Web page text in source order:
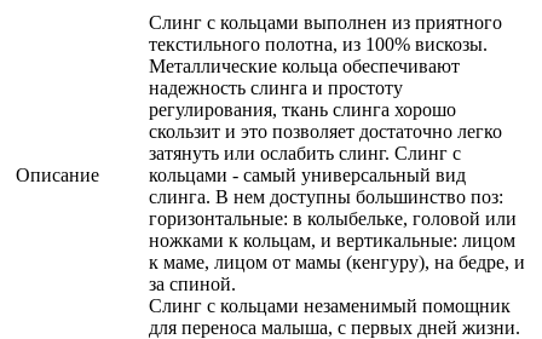
Описание
Слинг с кольцами выполнен из приятного
текстильного полотна, из 100% вискозы.
Металлические кольца обеспечивают
надежность слинга и простоту
регулирования, ткань слинга хорошо
скользит и это позволяет достаточно легко
затянуть или ослабить слинг. Слинг с
кольцами - самый универсальный вид
слинга. В нем доступны большинство поз:
горизонтальные: в колыбельке, головой или
ножками к кольцам, и вертикальные: лицом
к маме, лицом от мамы (кенгуру), на бедре, и
за спиной.
Слинг с кольцами незаменимый помощник
для переноса малыша, с первых дней жизни.